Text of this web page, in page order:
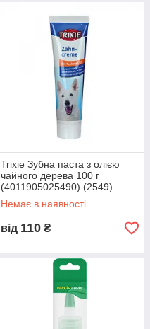
Trixie Зубна паста з олією
чайного дерева 100 г
(4011905025490) (2549)
Немає в наявності
від 110 ₴